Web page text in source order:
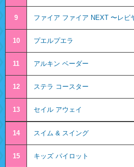
9 ファイア ファイア NEXT 〜レビ
10 プエルプエラ
11 アルキン ベーダー
12 ステラ コースター
13 セイル アウェイ
14 スイム & スイング
15 キッズ パイロット